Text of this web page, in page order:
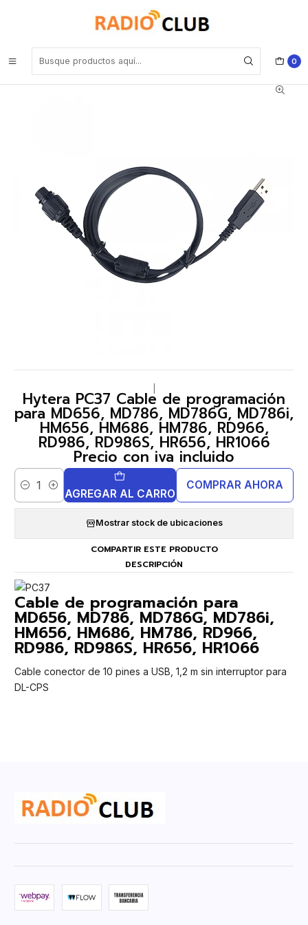
0
Hytera PC37 Cable de programación para MD656, MD786,
MD786G, MD786i, HM656, HM686, HM786, RD966, RD986,
Hytera PC37 Cable de programación
para MD656, MD786, MD786G, MD786i,
HM656, HM686, HM786, RD966,
RD986, RD986S, HR656, HR1066
Precio con iva incluido
Cantidad AGREGAR AL CARRO
COMPRAR AHORA
Mostrar stock de ubicaciones
COMPARTIR ESTE PRODUCTO
DESCRIPCIÓN
Cable de programación para
MD656, MD786, MD786G, MD786i,
HM656, HM686, HM786, RD966,
RD986, RD986S, HR656, HR1066
Cable conector de 10 pines a USB, 1,2 m sin interruptor para
DL-CPS